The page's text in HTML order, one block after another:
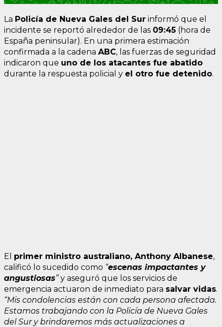
La Policía de Nueva Gales del Sur informó que el
incidente se reportó alrededor de las 09:45 (hora de
España peninsular). En una primera estimación
confirmada a la cadena ABC, las fuerzas de seguridad
indicaron que uno de los atacantes fue abatido
durante la respuesta policial y el otro fue detenido.
El primer ministro australiano, Anthony Albanese,
calificó lo sucedido como “escenas impactantes y
angustiosas”y aseguró que los servicios de
emergencia actuaron de inmediato para salvar vidas.
“Mis condolencias están con cada persona afectada.
Estamos trabajando con la Policía de Nueva Gales
del Sur y brindaremos más actualizaciones a